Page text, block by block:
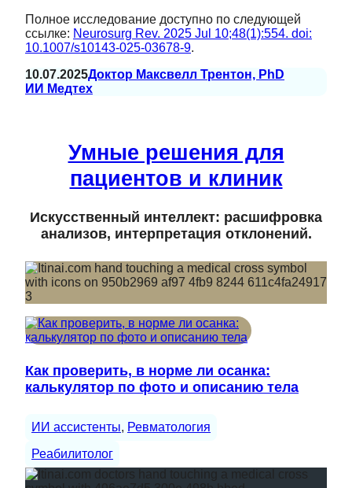
Полное исследование доступно по следующей
ссылке: Neurosurg Rev. 2025 Jul 10;48(1):554. doi:
10.1007/s10143-025-03678-9.
10.07.2025Доктор Максвелл Трентон, PhD
ИИ Медтех
Умные решения для
пациентов и клиник
Искусственный интеллект: расшифровка
анализов, интерпретация отклонений.
Как проверить, в норме ли осанка:
калькулятор по фото и описанию тела
ИИ ассистенты, Ревматология
Реабилитолог